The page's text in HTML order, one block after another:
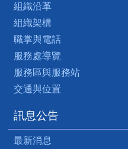
組織沿革
組織架構
職掌與電話
服務處導覽
服務區與服務站
交通與位置
訊息公告
最新消息